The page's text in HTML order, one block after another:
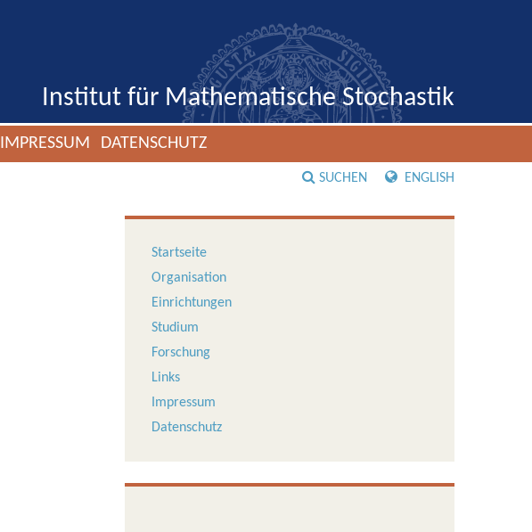
Institut für Mathematische Stochastik
IMPRESSUM DATENSCHUTZ
SUCHEN ENGLISH
Startseite
Organisation
Einrichtungen
Studium
Forschung
Links
Impressum
Datenschutz